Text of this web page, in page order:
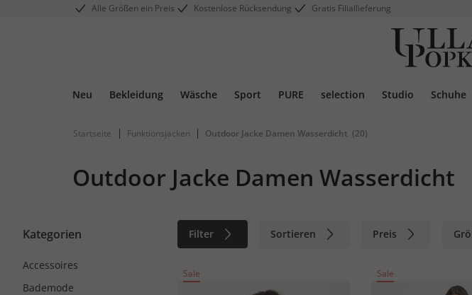
Alle Größen ein Preis Kostenlose Rücksendung Gratis Filiallieferung
Neu Bekleidung Wäsche Sport PURE selection Studio Schuhe
Startseite | Funktionsjacken | Outdoor Jacke Damen Wasserdicht (20)
Outdoor Jacke Damen Wasserdicht
Kategorien Filter Sortieren Preis
Accessoires
Bademode
Sale Sale